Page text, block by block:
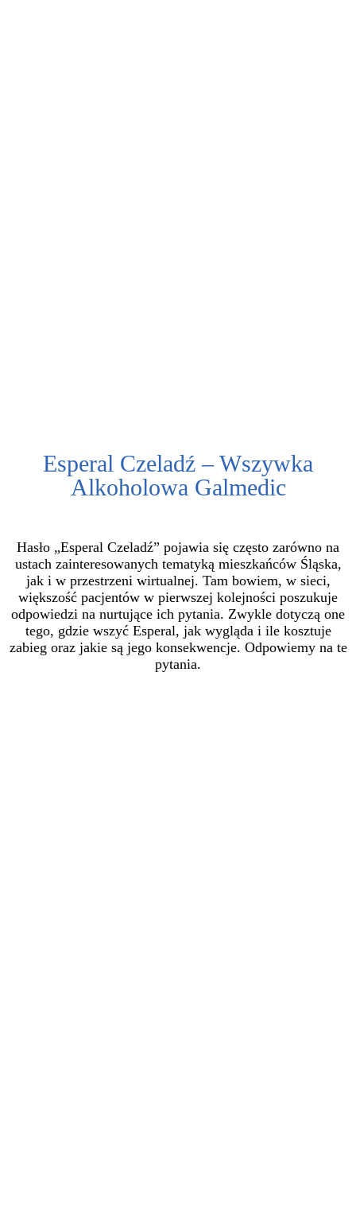
Esperal Czeladź – Wszywka
Alkoholowa Galmedic
Hasło „Esperal Czeladź” pojawia się często zarówno na
ustach zainteresowanych tematyką mieszkańców Śląska,
jak i w przestrzeni wirtualnej. Tam bowiem, w sieci,
większość pacjentów w pierwszej kolejności poszukuje
odpowiedzi na nurtujące ich pytania. Zwykle dotyczą one
tego, gdzie wszyć Esperal, jak wygląda i ile kosztuje
zabieg oraz jakie są jego konsekwencje. Odpowiemy na te
pytania.